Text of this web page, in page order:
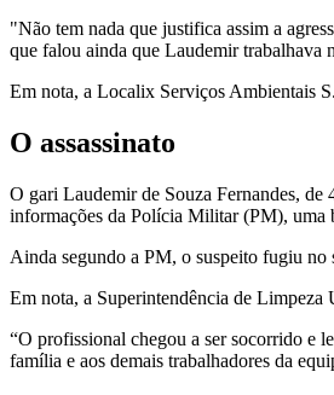
"Não tem nada que justifica assim a
que falou ainda que Laudemir trabalhava
Em nota, a Localix Serviços Ambientais
O assassinato
O gari Laudemir de Souza Fernandes,
informações da Polícia Militar (PM), uma
Ainda segundo a PM, o suspeito fugiu no
Em nota, a Superintendência de Limpeza
“O profissional chegou a ser socorrido e
família e aos demais trabalhadores da